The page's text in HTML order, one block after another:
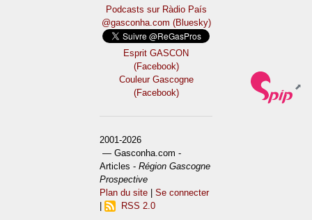
Podcasts sur Ràdio País
@gasconha.com (Bluesky)
Esprit GASCON
(Facebook)
Couleur Gascogne
(Facebook)
2001-2026
— Gasconha.com -
Articles -Région Gascogne
Prospective
Plan du site |Se connecter
RSS 2.0